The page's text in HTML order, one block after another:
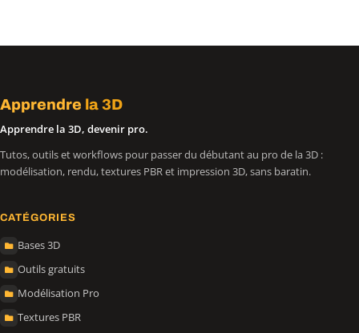
Apprendre la 3D
Apprendre la 3D, devenir pro.
Tutos, outils et workflows pour passer du débutant au pro de la 3D :
modélisation, rendu, textures PBR et impression 3D, sans baratin.
CATÉGORIES
Bases 3D
Outils gratuits
Modélisation Pro
Textures PBR